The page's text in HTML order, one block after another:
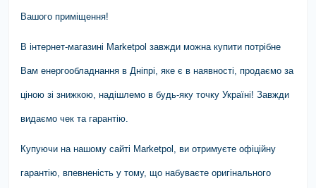
Вашого приміщення!
В інтернет-магазині Marketpol завжди можна купити потрібне
Вам енергообладнання в Дніпрі, яке є в наявності, продаємо за
ціною зі знижкою, надішлемо в будь-яку точку Україні! Завжди
видаємо чек та гарантію.
Купуючи на нашому сайті Marketpol, ви отримуєте офіційну
гарантію, впевненість у тому, що набуваєте оригінального